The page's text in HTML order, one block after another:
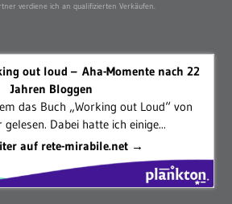
verdiene ich an qualifizierten Verkäufen.
out loud – Aha-Momente nach 22
Jahren Bloggen
das Buch „Working out Loud“ von
gelesen. Dabei hatte ich einige...
auf rete-mirabile.net →